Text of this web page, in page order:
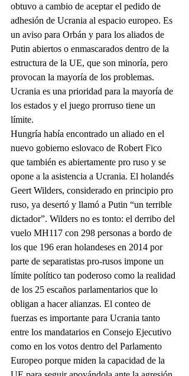
obtuvo a cambio de aceptar el pedido de
adhesión de Ucrania al espacio europeo. Es
un aviso para Orbán y para los aliados de
Putin abiertos o enmascarados dentro de la
estructura de la UE, que son minoría, pero
provocan la mayoría de los problemas.
Ucrania es una prioridad para la mayoría de
los estados y el juego prorruso tiene un
límite.
Hungría había encontrado un aliado en el
nuevo gobierno eslovaco de Robert Fico
que también es abiertamente pro ruso y se
opone a la asistencia a Ucrania. El holandés
Geert Wilders, considerado en principio pro
ruso, ya desertó y llamó a Putin “un terrible
dictador”. Wilders no es tonto: el derribo del
vuelo MH117 con 298 personas a bordo de
los que 196 eran holandeses en 2014 por
parte de separatistas pro-rusos impone un
límite político tan poderoso como la realidad
de los 25 escaños parlamentarios que lo
obligan a hacer alianzas. El conteo de
fuerzas es importante para Ucrania tanto
entre los mandatarios en Consejo Ejecutivo
como en los votos dentro del Parlamento
Europeo porque miden la capacidad de la